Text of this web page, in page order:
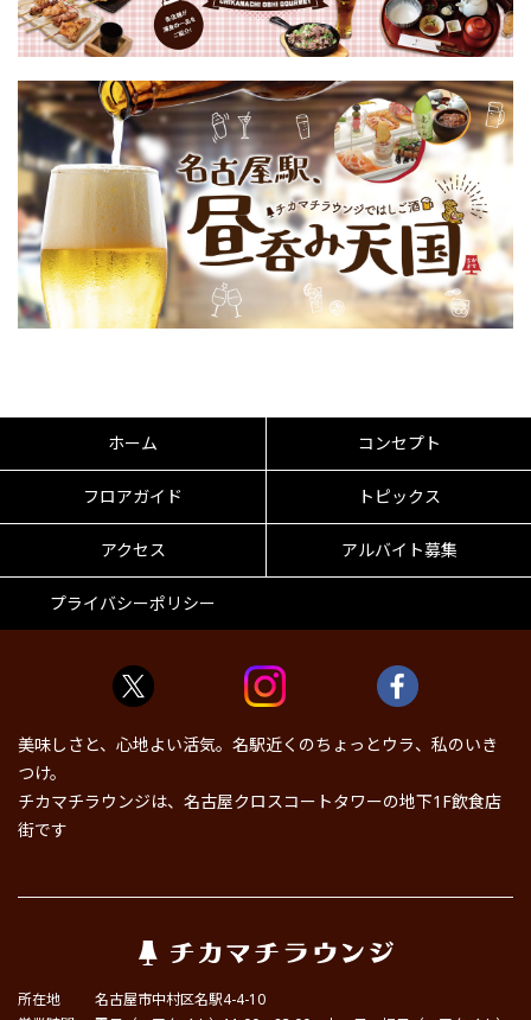
ホーム コンセプト
フロアガイド トピックス
アクセス アルバイト募集
プライバシーポリシー
美味しさと、心地よい活気。名駅近くのちょっとウラ、私のいき
つけ。
チカマチラウンジは、名古屋クロスコートタワーの地下1F飲食店
街です
所在地
名古屋市中村区名駅4-4-10